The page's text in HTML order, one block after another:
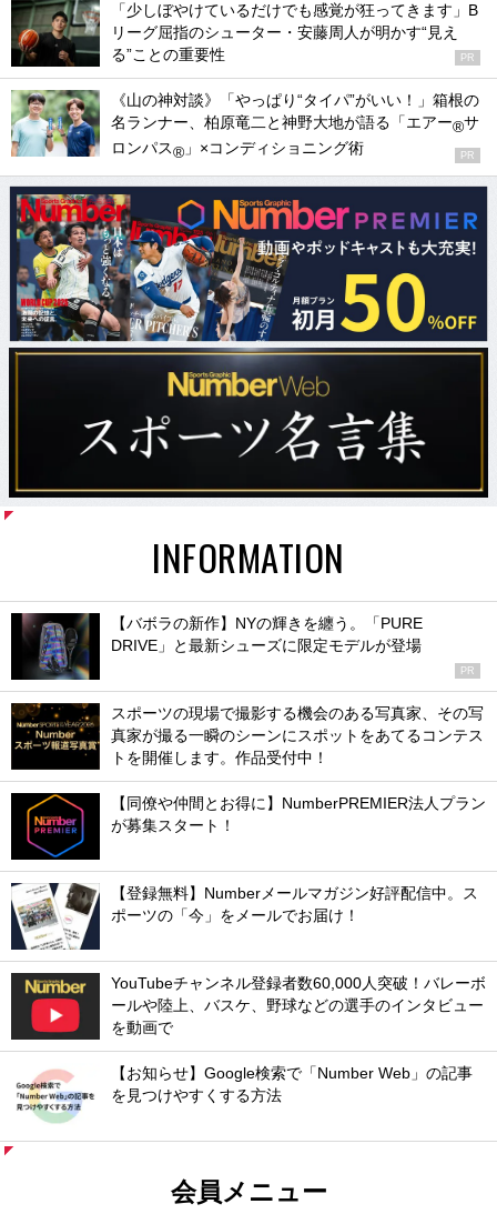
「少しぼやけているだけでも感覚が狂ってきます」B
リーグ屈指のシューター・安藤周人が明かす“見え
る”ことの重要性
PR
《山の神対談》「やっぱり“タイパ”がいい！」箱根の
名ランナー、柏原竜二と神野大地が語る「エアー®サ
ロンパス® 」×コンディショニング術 PR
INFORMATION
【バボラの新作】NYの輝きを纏う。「PURE
DRIVE」と最新シューズに限定モデルが登場
PR
スポーツの現場で撮影する機会のある写真家、その写
真家が撮る一瞬のシーンにスポットをあてるコンテス
トを開催します。作品受付中！
【同僚や仲間とお得に】NumberPREMIER法人プラン
が募集スタート！
【登録無料】Numberメールマガジン好評配信中。ス
ポーツの「今」をメールでお届け！
YouTubeチャンネル登録者数60,000人突破！バレーボ
ールや陸上、バスケ、野球などの選手のインタビュー
を動画で
【お知らせ】Google検索で「Number Web」の記事
を見つけやすくする方法
会員メニュー